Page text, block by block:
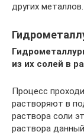
других металлов.
из их солей в
Процесс
растворяют в
раствора соли
раствора